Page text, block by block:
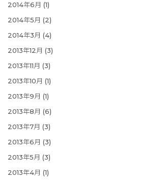
2014年6月 (1)
2014年5月 (2)
2014年3月 (4)
2013年12月 (3)
2013年11月 (3)
2013年10月 (1)
2013年9月 (1)
2013年8月 (6)
2013年7月 (3)
2013年6月 (3)
2013年5月 (3)
2013年4月 (1)